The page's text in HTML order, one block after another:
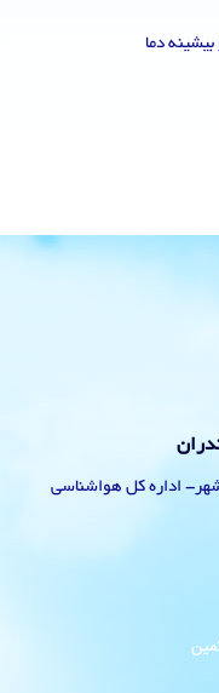
ساری قائمشهر- اداره کل هواشناسی